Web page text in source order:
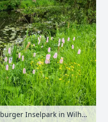
Rathauswettern im Wilhelmsburger Inselpark in Wilhelmsburg, Hamburg, Deutschland